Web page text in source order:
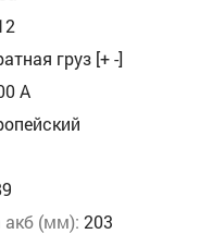
груз [+ -]
А
акб (мм): 203